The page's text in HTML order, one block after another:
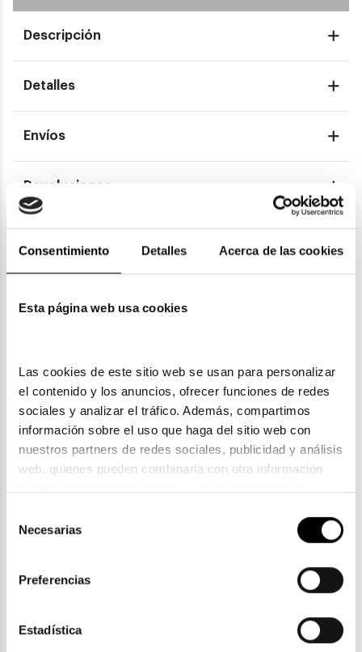
Consentimiento Detalles Acerca de las cookies
Esta página web usa cookies
Las cookies de este sitio web se usan para personalizar
el contenido y los anuncios, ofrecer funciones de redes
sociales y analizar el tráfico. Además, compartimos
información sobre el uso que haga del sitio web con
nuestros partners de redes sociales, publicidad y análisis
web, quienes pueden combinarla con otra información
la política de privacidad en el siguiente
. Consulta
Necesarias
Preferencias
Estadística
Descripción
Detalles
Envíos
Devoluciones
También te puede gustar